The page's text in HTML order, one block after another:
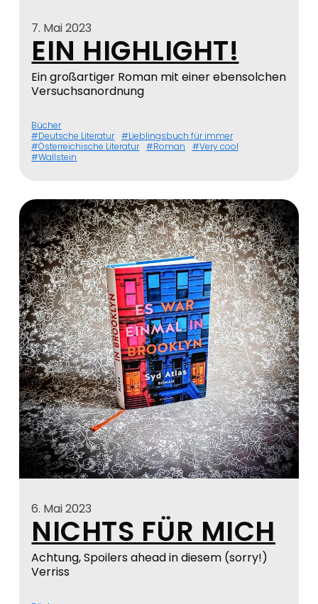
7. Mai 2023
EIN HIGHLIGHT!
Ein großartiger Roman mit einer ebensolchen
Versuchsanordnung
Bücher
Deutsche Literatur
Lieblingsbuch für immer
Österreichische Literatur
Roman
Very cool
Wallstein
6. Mai 2023
NICHTS FÜR MICH
Achtung, Spoilers ahead in diesem (sorry!)
Verriss